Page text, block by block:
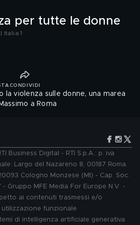
per tutte le donne
Italia 1
CONDIVIDI
la violenza sulle donne, una marea
a Roma
Business Digital - RTI S.p.A.: p. iva
Largo del Nazareno 8, 00187 Roma.
Cologno Monzese (MI) - Cap. Soc.
Gruppo MFE Media For Europe N.V. -
ai contenuti trasmessi e/o
funzionale
di intelligenza artificiale generativa.